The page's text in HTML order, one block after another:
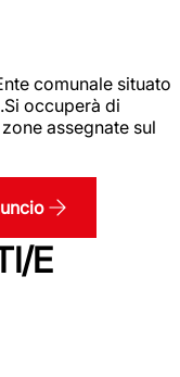
comunale situato
occuperà di
assegnate sul
E